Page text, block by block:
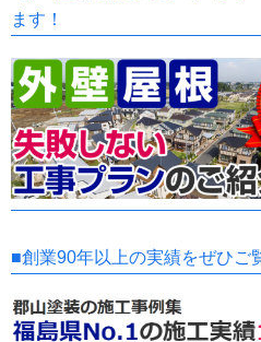
ます！
■創業90年以上の実績をぜひご